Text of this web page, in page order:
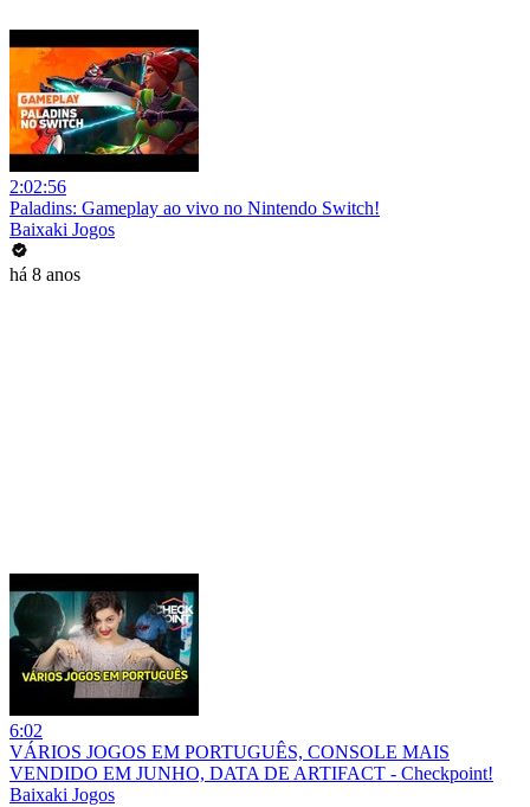
2:02:56
Paladins: Gameplay ao vivo no Nintendo Switch!
Baixaki Jogos
há 8 anos
6:02
VÁRIOS JOGOS EM PORTUGUÊS, CONSOLE MAIS
VENDIDO EM JUNHO, DATA DE ARTIFACT - Checkpoint!
Baixaki Jogos